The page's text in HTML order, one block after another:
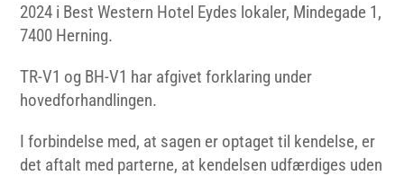
2024 i Best Western Hotel Eydes lokaler, Mindegade 1,
7400 Herning.
TR-V1 og BH-V1 har afgivet forklaring under
hovedforhandlingen.
I forbindelse med, at sagen er optaget til kendelse, er
det aftalt med parterne, at kendelsen udfærdiges uden